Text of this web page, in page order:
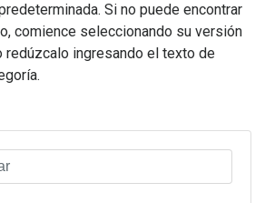
Si no puede encontrar
comience seleccionando su versión
redúzcalo ingresando el texto de